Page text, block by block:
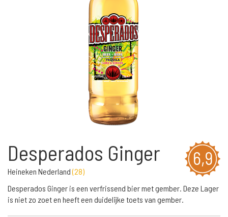
6,9
Desperados Ginger
Heineken Nederland(28)
Desperados Ginger is een verfrissend bier met gember. Deze Lager
is niet zo zoet en heeft een duidelijke toets van gember.